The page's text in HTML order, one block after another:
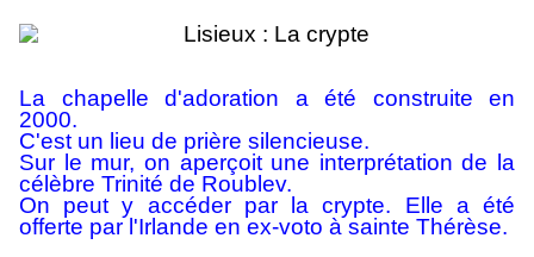
La chapelle d'adoration a été construite en
2000.
C'est un lieu de prière silencieuse.
Sur le mur, on aperçoit une interprétation de la
célèbre Trinité de Roublev.
On peut y accéder par la crypte. Elle a été
offerte par l'Irlande en ex-voto à sainte Thérèse.